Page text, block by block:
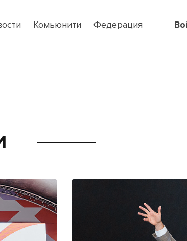
Комьюнити Федерация